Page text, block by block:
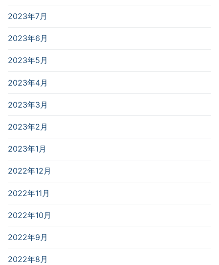
2023年7月
2023年6月
2023年5月
2023年4月
2023年3月
2023年2月
2023年1月
2022年12月
2022年11月
2022年10月
2022年9月
2022年8月